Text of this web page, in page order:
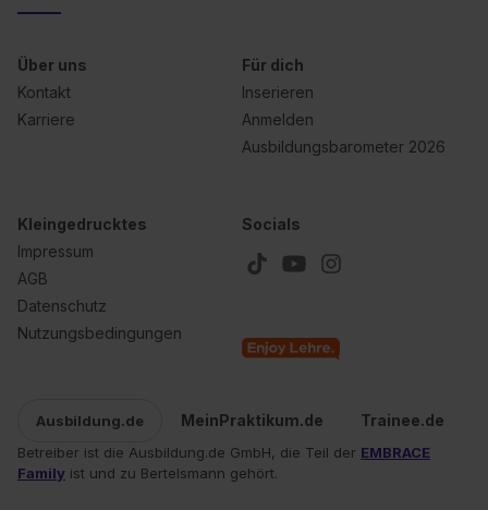
Über uns
Kontakt
Karriere
Für dich
Inserieren
Anmelden
Ausbildungsbarometer 2026
Kleingedrucktes
Impressum
AGB
Datenschutz
Nutzungsbedingungen
Socials
Ausbildung.de MeinPraktikum.de Trainee.de
Betreiber ist die Ausbildung.de GmbH, die Teil der EMBRACE
Family ist und zu Bertelsmann gehört.